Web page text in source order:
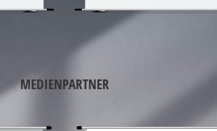
MEDIENPARTNER